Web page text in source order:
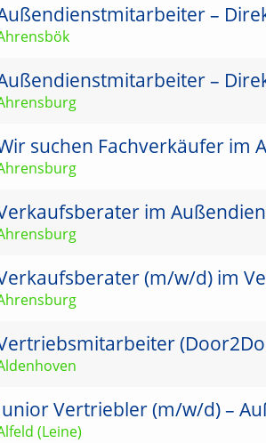
–
–
suchen Fachverkäufer im
im
(m/w/d) im
Vertriebler (m/w/d) –
(Leine)